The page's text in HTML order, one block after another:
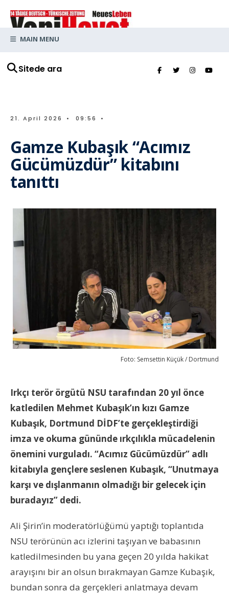
Sitede ara
MAIN MENU
21. April 2026 • 09:56 •
Gamze Kubaşık “Acımız
Gücümüzdür” kitabını
tanıttı
Foto: Semsettin Küçük / Dortmund
Irkçı terör örgütü NSU tarafından 20 yıl önce
katledilen Mehmet Kubaşık’ın kızı Gamze
Kubaşık, Dortmund DİDF’te gerçekleştirdiği
imza ve okuma gününde ırkçılıkla mücadelenin
önemini vurguladı. “Acımız Gücümüzdür” adlı
kitabıyla gençlere seslenen Kubaşık, “Unutmaya
karşı ve dışlanmanın olmadığı bir gelecek için
buradayız” dedi.
Ali Şirin’in moderatörlüğümü yaptığı toplantıda
NSU terörünün acı izlerini taşıyan ve babasının
katledilmesinden bu yana geçen 20 yılda hakikat
arayışını bir an olsun bırakmayan Gamze Kubaşık,
bundan sonra da gerçekleri anlatmaya devam